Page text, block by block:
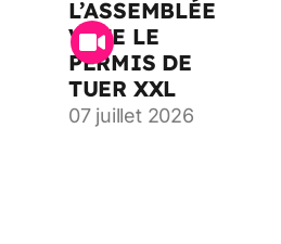
L’ASSEMBLÉE
VOTE LE
PERMIS DE
TUER XXL
07 juillet 2026